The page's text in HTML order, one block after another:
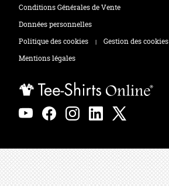
Zones de marquage
Polos
Sweats
Conditions Générales de Vente
Données personnelles
Politique des cookies
|
Gestion des cookies
Mentions légales